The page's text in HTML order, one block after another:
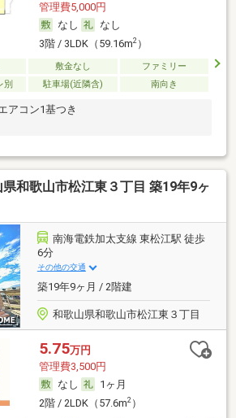
管理費5,000円
なし
なし
3階 / 3LDK（59.16m2）
敷金なし
ファミリー
別
駐車場(近隣含) 南向き
アコン1基つき
和歌山市松江東３丁目 築19年9ヶ
南海電鉄加太支線 東松江駅 徒歩
6分
その他の交通
築19年9ヶ月 / 2階建
和歌山県和歌山市松江東３丁目
5.75万円
管理費3,500円
なし
1ヶ月
2階 / 2LDK（57.6m2）